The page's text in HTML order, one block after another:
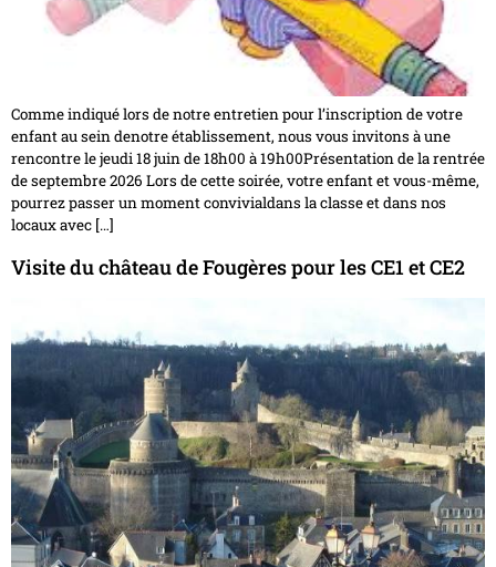
Comme indiqué lors de notre entretien pour l’inscription de votre
enfant au sein denotre établissement, nous vous invitons à une
rencontre le jeudi 18 juin de 18h00 à 19h00Présentation de la rentrée
de septembre 2026 Lors de cette soirée, votre enfant et vous-même,
pourrez passer un moment convivialdans la classe et dans nos
locaux avec […]
Visite du château de Fougères pour les CE1 et CE2